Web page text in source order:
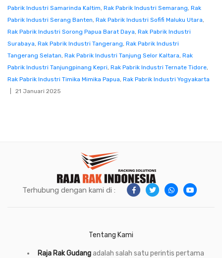
Pabrik Industri Samarinda Kaltim, Rak Pabrik Industri Semarang, Rak
Pabrik Industri Serang Banten, Rak Pabrik Industri Sofifi Maluku Utara,
Rak Pabrik Industri Sorong Papua Barat Daya, Rak Pabrik Industri
Surabaya, Rak Pabrik Industri Tangerang, Rak Pabrik Industri
Tangerang Selatan, Rak Pabrik Industri Tanjung Selor Kaltara, Rak
Pabrik Industri Tanjungpinang Kepri, Rak Pabrik Industri Ternate Tidore,
Rak Pabrik Industri Timika Mimika Papua, Rak Pabrik Industri Yogyakarta
21 Januari 2025
Terhubung dengan kami di :
Tentang Kami
Raja Rak Gudangadalah salah satu perintis pertama